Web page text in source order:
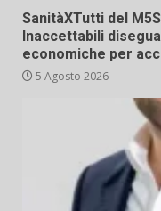
SanitàXTutti del
Inaccettabili
economiche per
5 Agosto 2026